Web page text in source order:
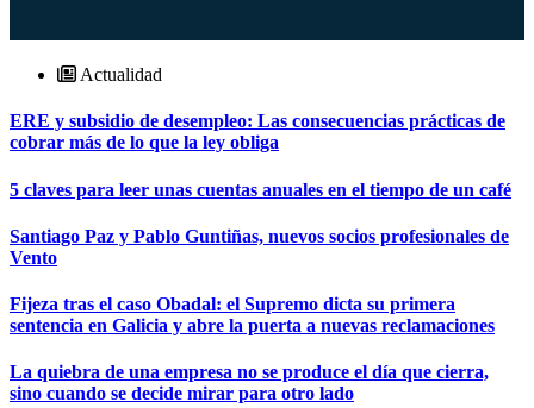
Actualidad
ERE y subsidio de desempleo: Las consecuencias prácticas de
cobrar más de lo que la ley obliga
5 claves para leer unas cuentas anuales en el tiempo de un café
Santiago Paz y Pablo Guntiñas, nuevos socios profesionales de
Vento
Fijeza tras el caso Obadal: el Supremo dicta su primera
sentencia en Galicia y abre la puerta a nuevas reclamaciones
La quiebra de una empresa no se produce el día que cierra,
sino cuando se decide mirar para otro lado